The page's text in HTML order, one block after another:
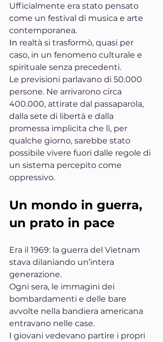
Ufficialmente era stato pensato
come un festival di musica e arte
contemporanea.
In realtà si trasformò, quasi per
caso, in un fenomeno culturale e
spirituale senza precedenti.
Le previsioni parlavano di 50.000
persone. Ne arrivarono circa
400.000, attirate dal passaparola,
dalla sete di libertà e dalla
promessa implicita che lì, per
qualche giorno, sarebbe stato
possibile vivere fuori dalle regole di
un sistema percepito come
oppressivo.
Un mondo in guerra,
un prato in pace
Era il 1969: la guerra del Vietnam
stava dilaniando un’intera
generazione.
Ogni sera, le immagini dei
bombardamenti e delle bare
avvolte nella bandiera americana
entravano nelle case.
I giovani vedevano partire i propri